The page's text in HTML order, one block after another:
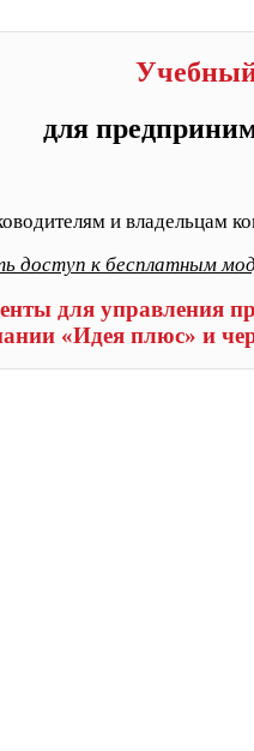
для
и владельцам
доступ к бесплатным
для управления
«Идея плюс» и